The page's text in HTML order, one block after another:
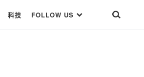
科技 FOLLOW US